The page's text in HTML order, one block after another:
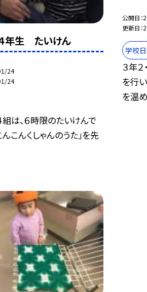
年生 たいけん
24
24
組は、６時限のたいけんで
んこんくしゃんのうた」を先
公開日
更新日
学校
３年
を行
を温